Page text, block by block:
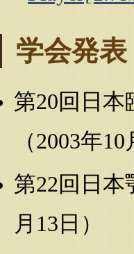
学会発表
第20回日
（2003年10
第22回日
月13日）